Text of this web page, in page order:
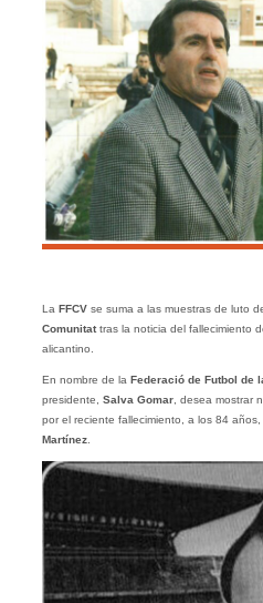
La FFCV se suma a las muestras de luto
Comunitattras la noticia del fallecimiento
alicantino.
En nombre de la Federació de Futbol de
presidente, Salva Gomar, desea mostrar
por el reciente fallecimiento, a los 84
Martínez.